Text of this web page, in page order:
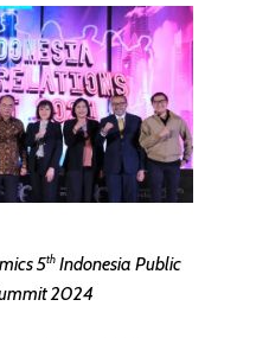
5thIndonesia Public
2024